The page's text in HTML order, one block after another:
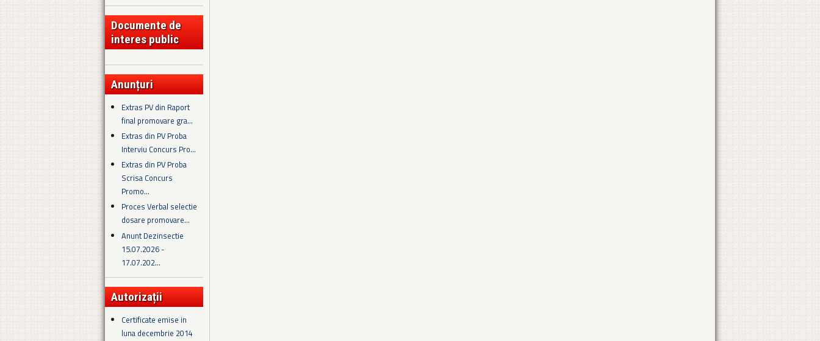
Documente de
interes public
Anunțuri
Extras PV din Raport
final promovare gra...
Extras din PV Proba
Interviu Concurs Pro...
Extras din PV Proba
Scrisa Concurs
Promo...
Proces Verbal selectie
dosare promovare...
Anunt Dezinsectie
15.07.2026 -
17.07.202...
Autorizații
Certificate emise in
luna decembrie 2014